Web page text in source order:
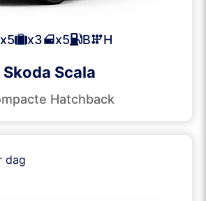
x5 x3 x5 B H
Skoda Scala
Hatchback
dag